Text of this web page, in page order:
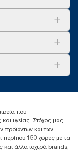
&2 Kalamatas
Κύπρο)
που
και υγείας. Στόχος μας
προϊόντων και των
περίπου 150 χώρες με τα
και άλλα ισχυρά brands,